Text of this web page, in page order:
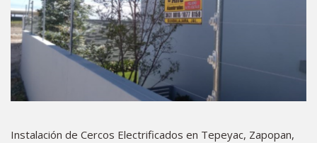
Instalación de Cercos Electrificados en Tepeyac, Zapopan,